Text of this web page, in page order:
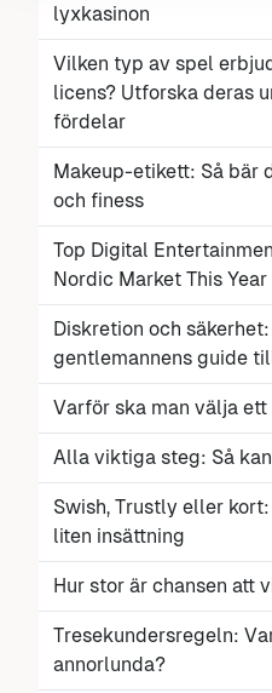
lyxkasinon
Vilken typ av spel
licens? Utforska deras
fördelar
Makeup-etikett: Så bär
och finess
Top Digital
Nordic Market This Year
Diskretion och
gentlemannens guide
Varför ska man välja
Alla viktiga steg: Så
Swish, Trustly eller
liten insättning
Hur stor är chansen att
Tresekundersregeln:
annorlunda?